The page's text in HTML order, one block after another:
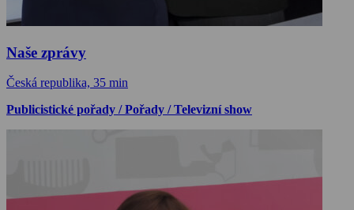
Naše zprávy
Česká republika, 35 min
Publicistické pořady / Pořady / Televizní show